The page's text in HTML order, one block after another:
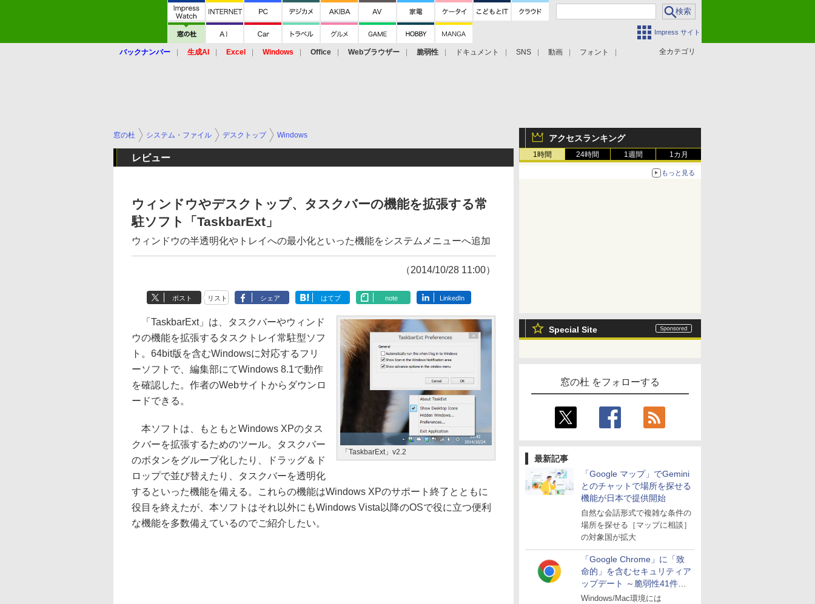
Impress サイト
全カテゴリ
バックナンバー 生成AI Excel Windows Office Webブラウザー 脆弱性 ドキュメント SNS 動画 フォント
アクセスランキング
1時間 24時間 1週間 1カ月
もっと見る
Special Site
窓の杜 をフォローする
最新記事
「Google マップ」でGemini
とのチャットで場所を探せる
機能が日本で提供開始
自然な会話形式で複雑な条件の
場所を探せる［マップに相談］
の対象国が拡大
「Google Chrome」に「致
命的」を含むセキュリティア
ップデート ～脆弱性41件に
対処
Windows/Mac環境には
窓の杜 システム・ファイル デスクトップ Windows
レビュー
ウィンドウやデスクトップ、タスクバーの機能を拡張する常
駐ソフト「TaskbarExt」
ウィンドウの半透明化やトレイへの最小化といった機能をシステムメニューへ追加
（2014/10/28 11:00）
ポスト リスト シェア はてブ note LinkedIn
「TaskbarExt」v2.2
「TaskbarExt」は、タスクバーやウィンド
ウの機能を拡張するタスクトレイ常駐型ソフ
ト。64bit版を含むWindowsに対応するフリ
ーソフトで、編集部にてWindows 8.1で動作
を確認した。作者のWebサイトからダウンロ
ードできる。
本ソフトは、もともとWindows XPのタス
クバーを拡張するためのツール。タスクバー
のボタンをグループ化したり、ドラッグ＆ド
ロップで並び替えたり、タスクバーを透明化
するといった機能を備える。これらの機能はWindows XPのサポート終了とともに
役目を終えたが、本ソフトはそれ以外にもWindows Vista以降のOSで役に立つ便利
な機能を多数備えているのでご紹介したい。